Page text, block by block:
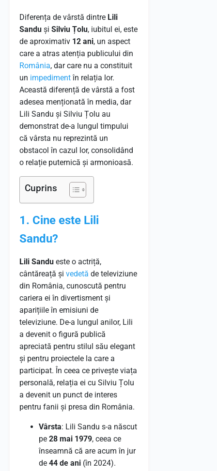
Diferența de vârstă dintre Lili
Sandu și Silviu Țolu, iubitul ei, este
de aproximativ 12 ani, un aspect
care a atras atenția publicului din
România, dar care nu a constituit
un impedimentîn relația lor.
Această diferență de vârstă a fost
adesea menționată în media, dar
Lili Sandu și Silviu Țolu au
demonstrat de-a lungul timpului
că vârsta nu reprezintă un
obstacol în cazul lor, consolidând
o relație puternică și armonioasă.
Cuprins
1. Cine este Lili
Sandu?
Lili Sandu este o actriță,
cântăreață și vedetă de televiziune
din România, cunoscută pentru
cariera ei în divertisment și
aparițiile în emisiuni de
televiziune. De-a lungul anilor, Lili
a devenit o figură publică
apreciată pentru stilul său elegant
și pentru proiectele la care a
participat. În ceea ce privește viața
personală, relația ei cu Silviu Țolu
a devenit un punct de interes
pentru fanii și presa din România.
Vârsta: Lili Sandu s-a născut
pe 28 mai 1979, ceea ce
înseamnă că are acum în jur
de 44 de ani (în 2024).